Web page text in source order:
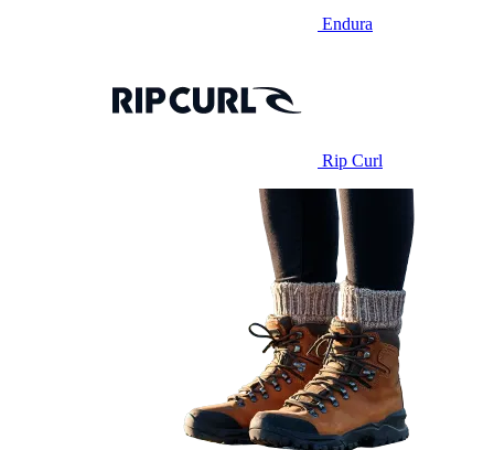
Endura
Rip Curl